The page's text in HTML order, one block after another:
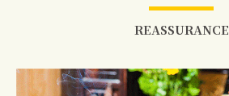
REASSURANCE